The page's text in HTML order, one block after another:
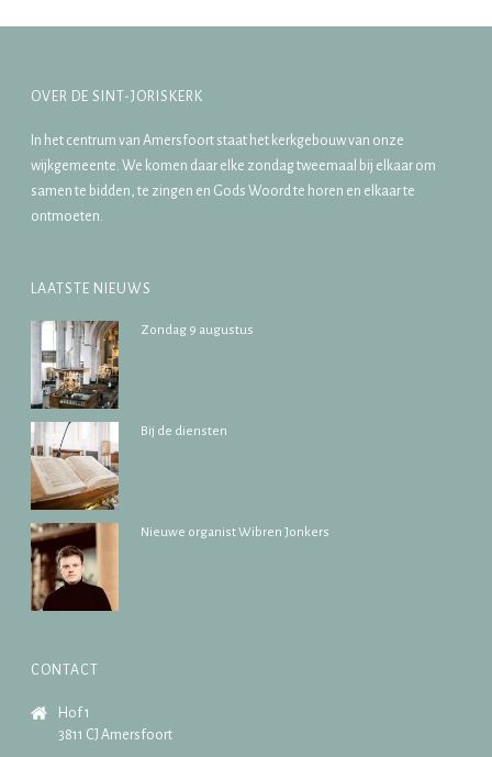
OVER DE SINT-JORISKERK
In het centrum van Amersfoort staat het kerkgebouw van onze
wijkgemeente. We komen daar elke zondag tweemaal bij elkaar om
samen te bidden, te zingen en Gods Woord te horen en elkaar te
ontmoeten.
LAATSTE NIEUWS
Zondag 9 augustus
Bij de diensten
Nieuwe organist Wibren Jonkers
CONTACT
Hof 1
3811 CJ Amersfoort